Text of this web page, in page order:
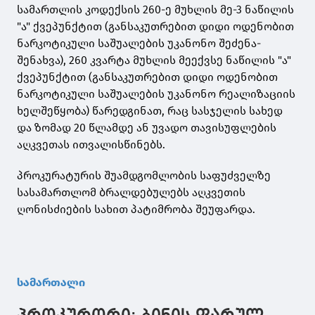
სამართლის კოდექსის 260-ე მუხლის მე-3 ნაწილის
"ა" ქვეპუნქტით (განსაკუთრებით დიდი ოდენობით
ნარკოტიკული საშუალების უკანონო შეძენა-
შენახვა), 260 კვარტა მუხლის მეექვსე ნაწილის "ა"
ქვეპუნქტით (განსაკუთრებით დიდი ოდენობით
ნარკოტიკული საშუალების უკანონო რეალიზაციის
ხელშეწყობა) წარედგინათ, რაც სასჯელის სახედ
და ზომად 20 წლამდე ან უვადო თავისუფლების
აღკვეთას ითვალისწინებს.
პროკურატურის შუამდგომლობის საფუძველზე
სასამართლომ ბრალდებულებს აღკვეთის
ღონისძიების სახით პატიმრობა შეუფარდა.
სამართალი